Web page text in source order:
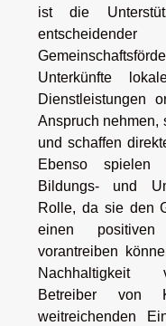
ist die
Unterkünfte
Dienstleistungen
Anspruch nehmen,
und schaffen
Ebenso spielen
Bildungs- und
Rolle, da sie den
einen positiven
vorantreiben
Nachhaltigkeit
Betreiber von
weitreichenden